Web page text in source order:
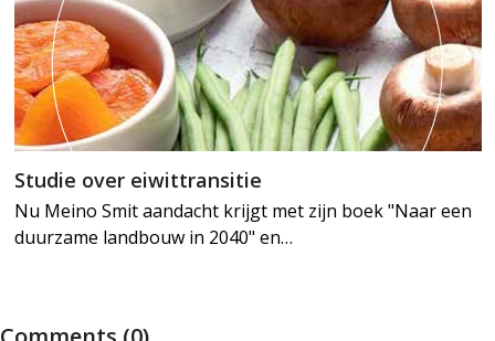
Studie over eiwittransitie
Nu Meino Smit aandacht krijgt met zijn boek "Naar een
duurzame landbouw in 2040" en…